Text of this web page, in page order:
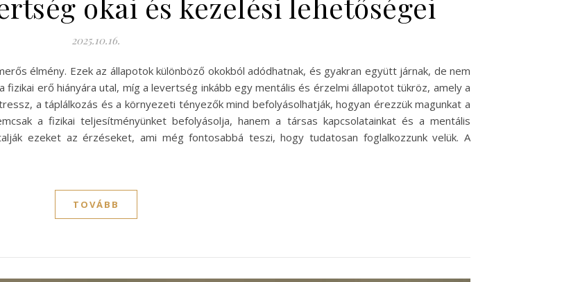
2025.10.16.
élmény. Ezek az állapotok különböző okokból adódhatnak, és gyakran együtt járnak, de nem
erő hiányára utal, míg a levertség inkább egy mentális és érzelmi állapotot tükröz, amely a
a táplálkozás és a környezeti tényezők mind befolyásolhatják, hogyan érezzük magunkat a
a fizikai teljesítményünket befolyásolja, hanem a társas kapcsolatainkat és a mentális
ezeket az érzéseket, ami még fontosabbá teszi, hogy tudatosan foglalkozzunk velük. A
TOVÁBB